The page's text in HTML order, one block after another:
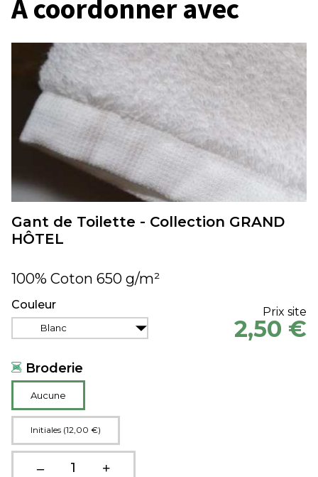
À coordonner avec
Gant de Toilette - Collection GRAND
HÔTEL
100% Coton 650 g/m²
Couleur
Blanc
Broderie
Aucune
Initiales (12,00 €)
Prix site
2,50 €